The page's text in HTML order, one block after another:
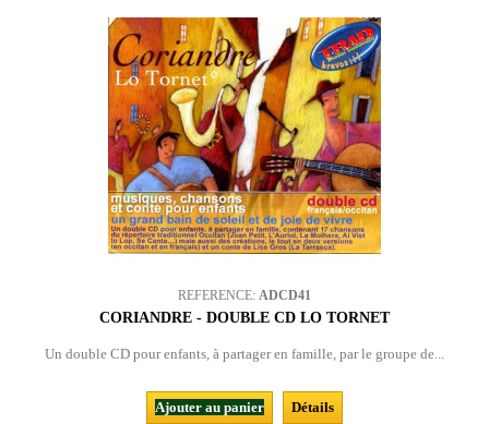
REFERENCE: ADCD41
CORIANDRE - DOUBLE CD LO TORNET
Un double CD pour enfants, à partager en famille, par le groupe de...
Ajouter au panier
Détails